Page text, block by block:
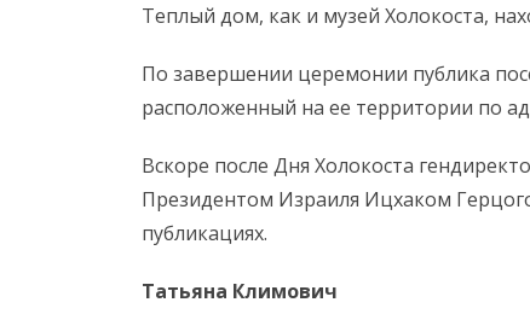
Теплый дом, как и музей Холокоста,
По завершении церемонии публика
расположенный на ее территории по
Вскоре после Дня Холокоста
Президентом Израиля Ицхаком
публикациях.
Татьяна Климович